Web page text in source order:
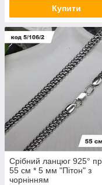
Купити
Срібний ланцюг 925°
55 см * 5 мм "Пітон" з
чорнінням